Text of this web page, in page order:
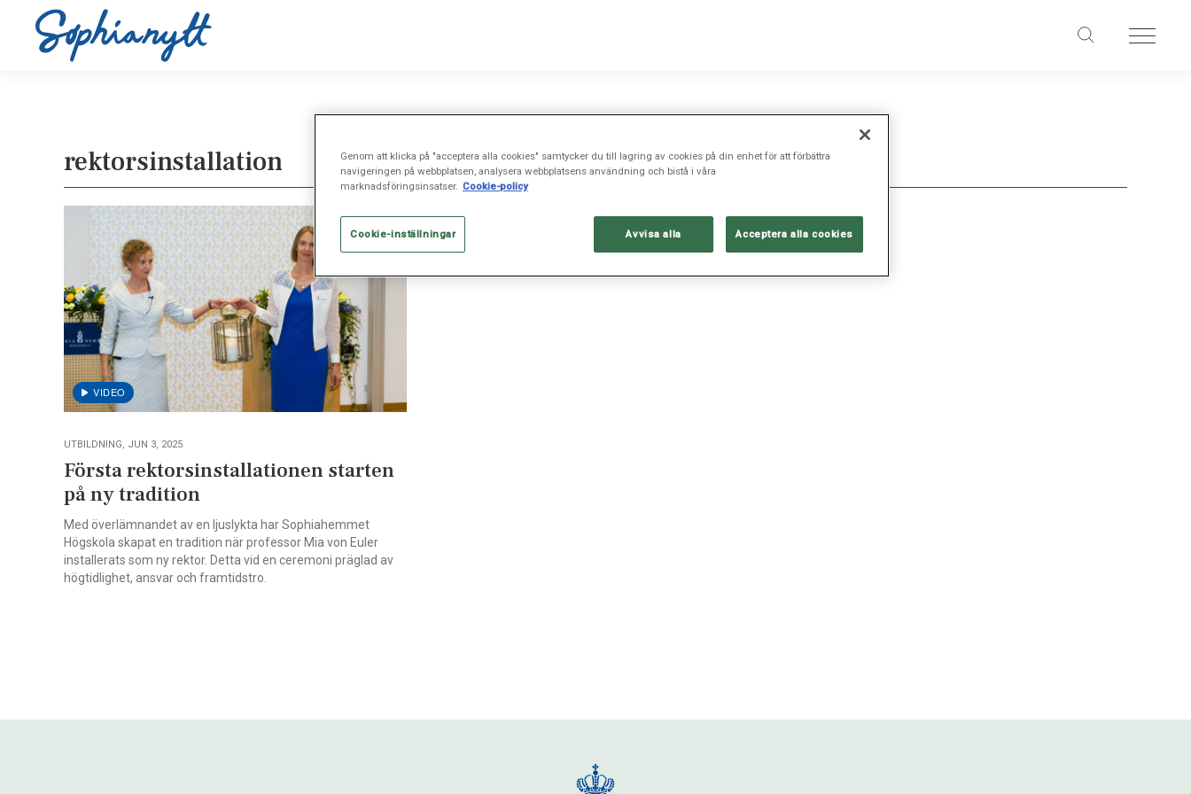
rektorsinstallation
UTBILDNING, JUN 3, 2025
Första rektorsinstallationen starten
på ny tradition
Med överlämnandet av en ljuslykta har Sophiahemmet
Högskola skapat en tradition när professor Mia von Euler
installerats som ny rektor. Detta vid en ceremoni präglad av
högtidlighet, ansvar och framtidstro.
Genom att klicka på "acceptera alla cookies" samtycker du till lagring av cookies på din enhet för att förbättra
navigeringen på webbplatsen, analysera webbplatsens användning och bistå i våra
marknadsföringsinsatser. Cookie-policy
Cookie-inställningar Avvisa alla Acceptera alla cookies